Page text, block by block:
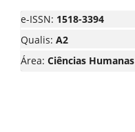
e-ISSN: 1518-3394
Qualis: A2
Área: Ciências Humanas